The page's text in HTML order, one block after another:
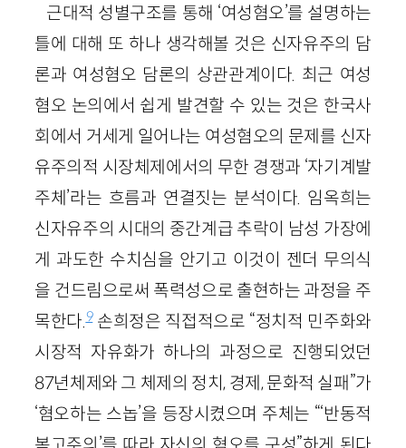
근대적 성별구조를 통해 ‘여성혐오’를 설명하는
틀에 대해 또 하나 생각해볼 것은 신자유주의 담
론과 여성혐오 담론의 상관관계이다. 최근 여성
혐오 논의에서 쉽게 발견할 수 있는 것은 한국사
회에서 거세게 일어나는 여성혐오의 문제를 신자
유주의적 시장체제에서의 무한 경쟁과 ‘자기계발
주체’라는 흐름과 연결짓는 분석이다. 임옥희는
신자유주의 시대의 중간계급 추락이 남성 가장에
게 과도한 수치심을 안기고 이것이 젠더 무의식
을 건드림으로써 폭력성으로 출현하는 과정을 주
목한다.9손희정은 직접적으로 “정치적 민주화와
시장적 자유화가 하나의 과정으로 진행되었던
87년체제와 그 체제의 정치, 경제, 문화적 실패”가
‘혐오하는 스놉’을 등장시켰으며 주체는 “‘반동적